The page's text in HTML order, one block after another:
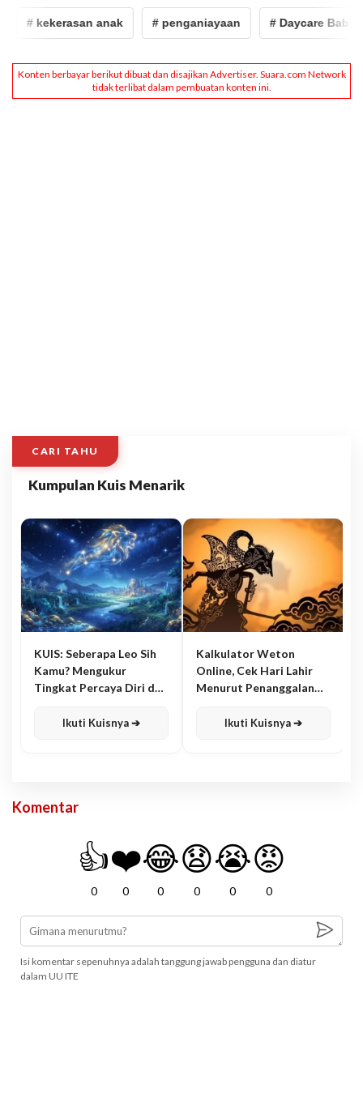
# kekerasan anak # penganiayaan # Daycare Baby
CARI TAHU
Kumpulan Kuis Menarik
KUIS: Seberapa Leo Sih
Kamu? Mengukur
Tingkat Percaya Diri dan
Ikuti Kuisnya ➔
Kalkulator Weton
Online, Cek Hari Lahir
Menurut Penanggalan
Ikuti Kuisnya ➔
Komentar
👍
0
❤️
0
😂
0
😧
0
😭
0
😡
0
Isi komentar sepenuhnya adalah tanggung jawab pengguna dan diatur
dalam UU ITE